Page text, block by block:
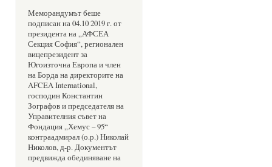
Меморандумът беше
подписан на 04.10 2019 г. от
президента на „АФСЕА
Секция София“, регионален
вицепрезидент за
Югоизточна Европа и член
на Борда на директорите на
AFCEA International,
господин Константин
Зографов и председателя на
Управителния съвет на
Фондация „Хемус – 95“
контраадмирал (о.р.) Николай
Николов, д-р. Документът
предвижда обединяване на